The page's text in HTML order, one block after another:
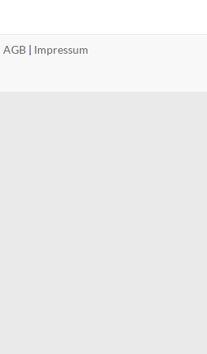
AGB | Impressum